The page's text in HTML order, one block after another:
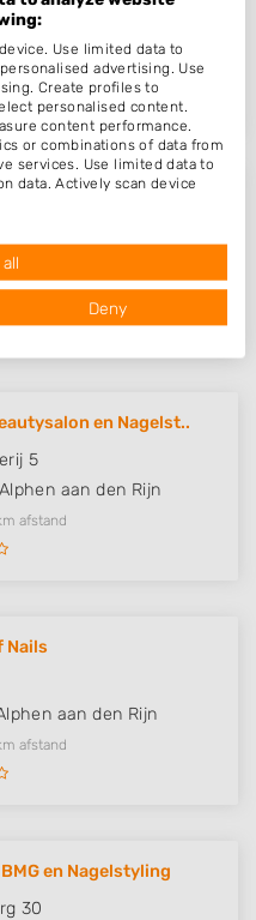
20
Alphen aan den Rijn
afstand
Vennep
en Nagelst..
5
Alphen aan den Rijn
afstand
Nails
aan den Rijn
afstand
en Nagelstyling
30
Use limited data to
advertising. Use
Create profiles to
personalised content.
content performance.
or combinations of data from
services. Use limited data to
data. Actively scan device
solely to this website/app.
advertising
content
Deny